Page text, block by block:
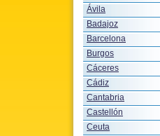
Ávila
Badajoz
Barcelona
Burgos
Cáceres
Cádiz
Cantabria
Castellón
Ceuta